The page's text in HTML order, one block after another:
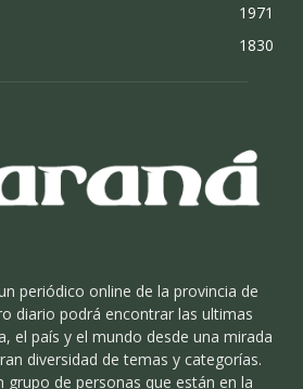
1971
1830
periódico online de la provincia de
diario podrá encontrar las ultimas
el país y el mundo desde una mirada
diversidad de temas y categorías.
grupo de personas que están en la